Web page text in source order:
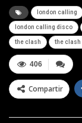
london calling
london calling disco
the clash the clash
406
Compartir